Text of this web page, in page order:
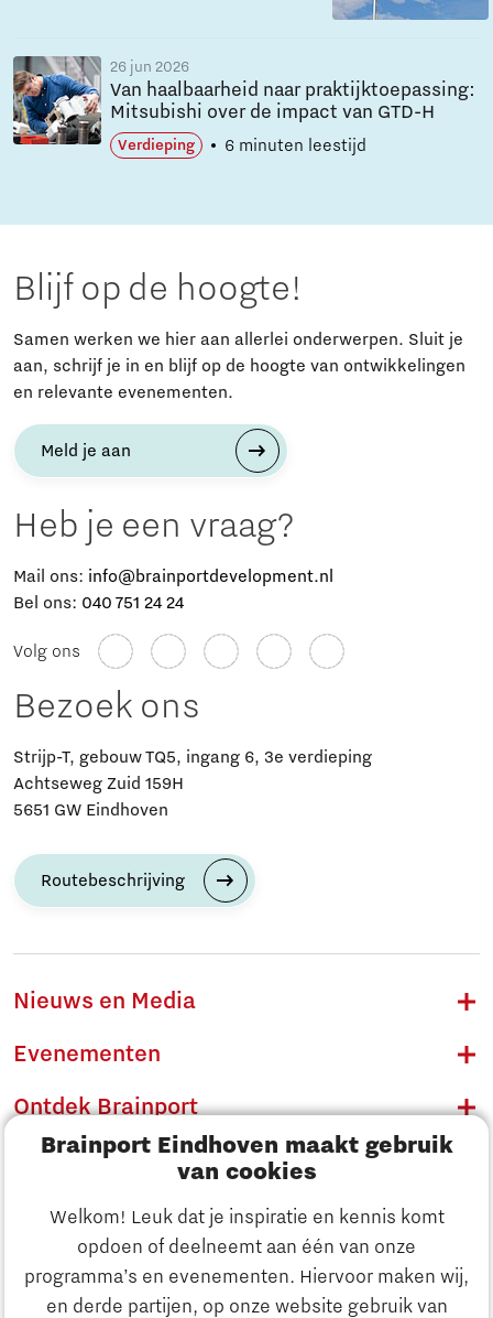
Brainport Eindhoven maakt gebruik
van cookies
Welkom! Leuk dat je inspiratie en kennis komt
opdoen of deelneemt aan één van onze
programma’s en evenementen. Hiervoor maken wij,
en derde partijen, op onze website gebruik van
Ontdek Brainport
26 jun 2026
Van haalbaarheid naar praktijktoepassing:
Mitsubishi over de impact van GTD-H
Verdieping 6 minuten leestijd
Blijf op de hoogte!
Samen werken we hier aan allerlei onderwerpen. Sluit je
aan, schrijf je in en blijf op de hoogte van ontwikkelingen
en relevante evenementen.
Meld je aan
Heb je een vraag?
Mail ons: info@brainportdevelopment.nl
Bel ons: 040 751 24 24
Volg ons
Bezoek ons
Strijp-T, gebouw TQ5, ingang 6, 3e verdieping
Achtseweg Zuid 159H
5651 GW Eindhoven
Routebeschrijving
Nieuws en Media
Evenementen
Ontdek Brainport
Innovatie
Ondernemen
Onderwijs